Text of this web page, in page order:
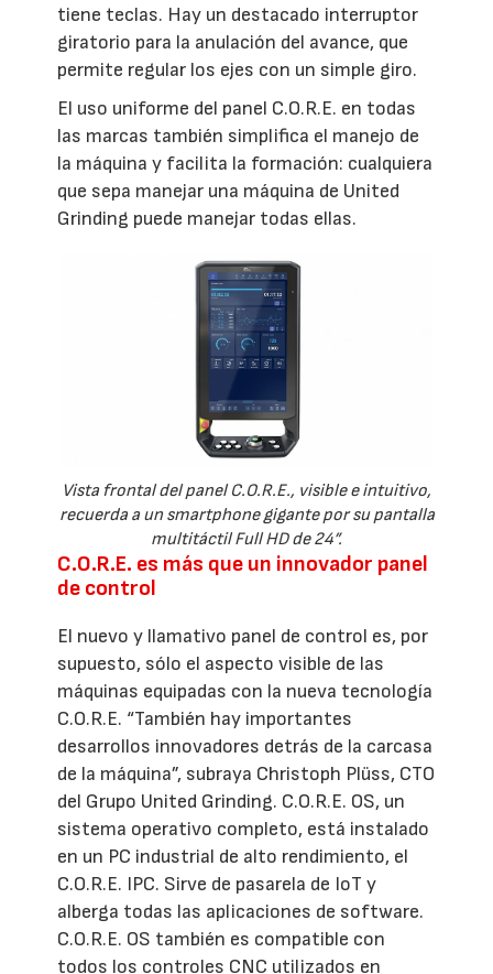
tiene teclas. Hay un destacado interruptor
giratorio para la anulación del avance, que
permite regular los ejes con un simple giro.
El uso uniforme del panel C.O.R.E. en todas
las marcas también simplifica el manejo de
la máquina y facilita la formación: cualquiera
que sepa manejar una máquina de United
Grinding puede manejar todas ellas.
Vista frontal del panel C.O.R.E., visible e intuitivo,
recuerda a un smartphone gigante por su pantalla
multitáctil Full HD de 24”.
C.O.R.E. es más que un innovador panel
de control
El nuevo y llamativo panel de control es, por
supuesto, sólo el aspecto visible de las
máquinas equipadas con la nueva tecnología
C.O.R.E. “También hay importantes
desarrollos innovadores detrás de la carcasa
de la máquina”, subraya Christoph Plüss, CTO
del Grupo United Grinding. C.O.R.E. OS, un
sistema operativo completo, está instalado
en un PC industrial de alto rendimiento, el
C.O.R.E. IPC. Sirve de pasarela de IoT y
alberga todas las aplicaciones de software.
C.O.R.E. OS también es compatible con
todos los controles CNC utilizados en